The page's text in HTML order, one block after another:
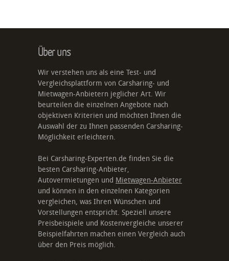
Über uns
Wir verstehen uns als eine Test- und
Vergleichsplattform von Carsharing- und
Mietwagen-Anbietern jeglicher Art. Wir
beurteilen die einzelnen Angebote nach
objektiven Kriterien und möchten Ihnen die
Auswahl der zu Ihnen passenden Carsharing-
Möglichkeit erleichtern.
Bei Carsharing-Experten.de finden Sie die
besten Carsharing-Anbieter,
Autovermietungen und Mietwagen-Anbieter
und können in den einzelnen Kategorien
vergleichen, was Ihren Wünschen und
Vorstellungen entspricht. Speziell unsere
Preisbeispiele und Kostenvergleiche unserer
Beispielfahrten machen einen Vergleich auch
über den Preis möglich.